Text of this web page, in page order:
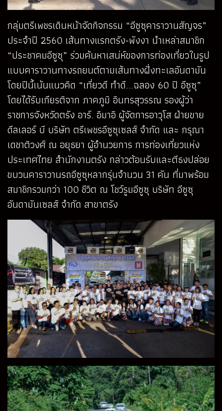
กลุ่มตรีเพชรเดินหน้าจัดกิจกรรม “อีซูซุคาราวานสัญจร”
ประจำปี 2560 เส้นทางแรกตรัง-พังงา นำเหล่าสมาชิก
“ประชาคมอีซูซุ” ร่วมค้นหาเสน่ห์ของการท่องเที่ยวในรูป
แบบคาราวานทางรถยนต์ตามเส้นทางฝั่งทะเลอันดามัน
โดยปีนี้เน้นแนวคิด “เที่ยวดี ทำดี...ฉลอง 60 ปี อีซูซุ”
โดยได้รับเกียรติจาก ภาคภูมิ อินทรสุวรรณ รองผู้ว่า
ราชการจังหวัดตรัง อาร์. อิมาอิ ผู้จัดการอาวุโส ฝ่ายขาย
ดีลเลอร์ บี บริษัท ตรีเพชรอีซูซุเซลส์ จำกัด และ กรุณา
เดชาติวงศ์ ณ อยุธยา ผู้อำนวยการ การท่องเที่ยวแห่ง
ประเทศไทย สำนักงานตรัง กล่าวต้อนรับและตีธงปล่อย
ขบวนคาราวานรถอีซูซุหลากรุ่นจำนวน 31 คัน ที่มาพร้อม
สมาชิกรวมกว่า 100 ชีวิต ณ โชว์รูมอีซูซุ บริษัท อีซูซุ
อันดามันเซลส์ จำกัด สาขาตรัง